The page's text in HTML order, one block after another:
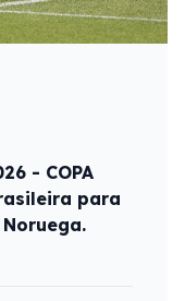
- COPA
para